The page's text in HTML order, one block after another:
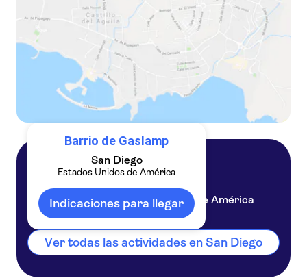
Barrio de Gaslamp
San Diego
Estados Unidos de América
Indicaciones para llegar
San Diego
Estados Unidos de América
Ver todas las actividades en San Diego